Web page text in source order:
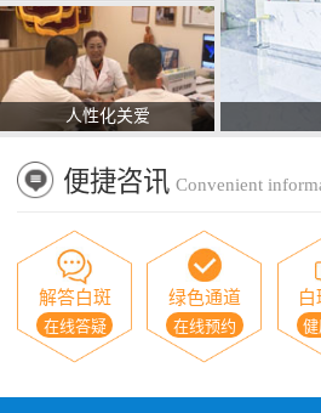
人性化关爱
便捷咨讯 Convenient
解答白斑
在线答疑
绿色通道
在线预约